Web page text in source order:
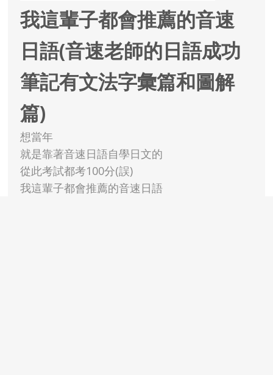
我這輩子都會推薦的音速
日語(音速老師的日語成功
筆記有文法字彙篇和圖解
篇)
想當年
就是靠著音速日語自學日文的
從此考試都考100分(誤)
我這輩子都會推薦的音速日語